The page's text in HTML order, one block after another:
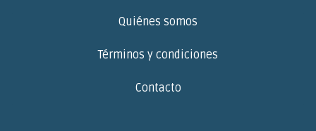
Quiénes somos
Términos y condiciones
Contacto